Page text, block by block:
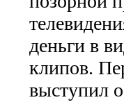
деньги в
клипов.
выступил